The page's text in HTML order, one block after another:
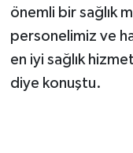
önemli bir sağlık
personelimiz ve
en iyi sağlık
diye konuştu.